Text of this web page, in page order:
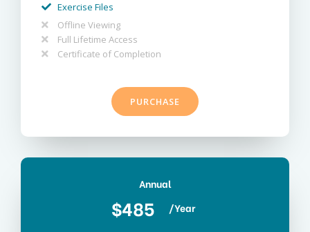
Exercise Files
Offline Viewing
Full Lifetime Access
Certificate of Completion
PURCHASE
Annual
$485 /Year